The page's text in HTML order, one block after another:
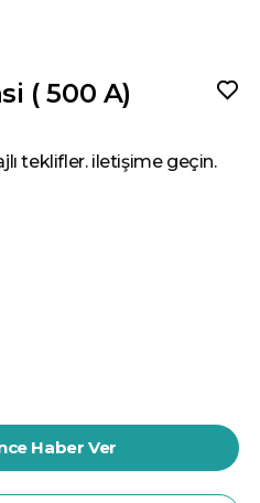
( 500 A)
teklifler. iletişime geçin.
Haber Ver